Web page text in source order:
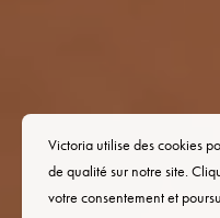
Victoria utilise des cookies
de qualité sur notre site.
votre consentement et